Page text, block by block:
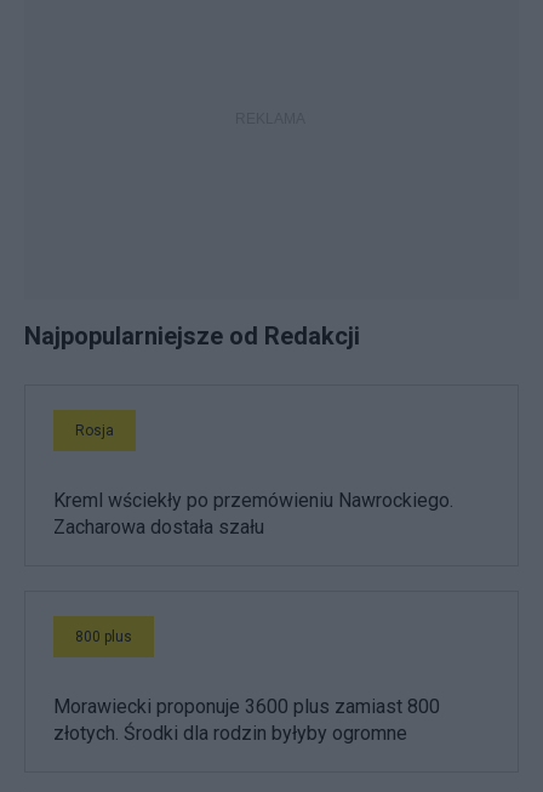
Najpopularniejsze od Redakcji
Rosja
Kreml wściekły po przemówieniu Nawrockiego.
Zacharowa dostała szału
800 plus
Morawiecki proponuje 3600 plus zamiast 800
złotych. Środki dla rodzin byłyby ogromne